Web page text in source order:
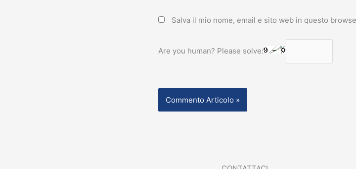
Salva il mio nome, email e sito web in questo
Are you human? Please solve: